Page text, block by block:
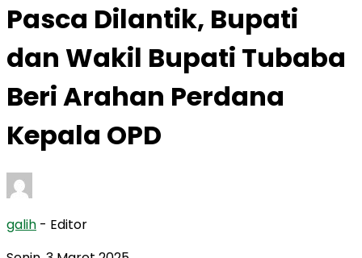
Pasca Dilantik, Bupati
dan Wakil Bupati Tubaba
Beri Arahan Perdana
Kepala OPD
galih - Editor